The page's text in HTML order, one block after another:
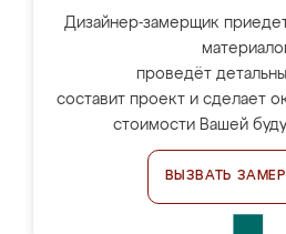
Дизайнер-замерщик
проведёт
составит проект и сделает
стоимости Вашей
ВЫЗВАТЬ